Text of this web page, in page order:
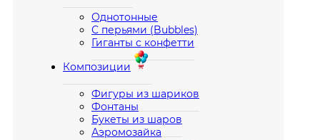
Однотонные
С перьями (Bubbles)
Гиганты с конфетти
Композиции
Фигуры из шариков
Фонтаны
Букеты из шаров
Аэромозайка